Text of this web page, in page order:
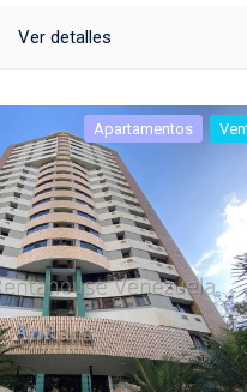
Ver detalles
Apartamentos